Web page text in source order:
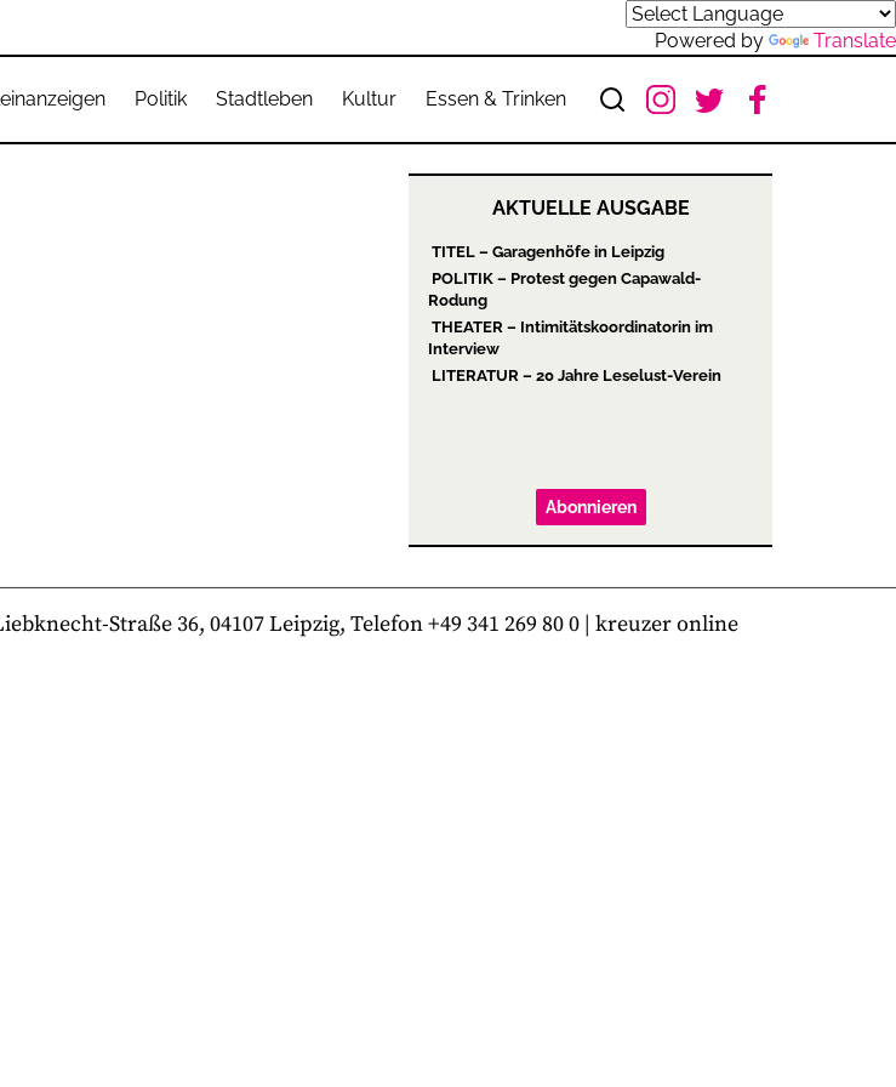
Powered by Translate
Politik Stadtleben Kultur Essen & Trinken
AKTUELLE AUSGABE
TITEL – Garagenhöfe in Leipzig
POLITIK – Protest gegen Capawald-
Rodung
THEATER – Intimitätskoordinatorin im
Interview
LITERATUR – 20 Jahre Leselust-Verein
Abonnieren
Straße 36, 04107 Leipzig, Telefon +49 341 269 80 0 | kreuzer online